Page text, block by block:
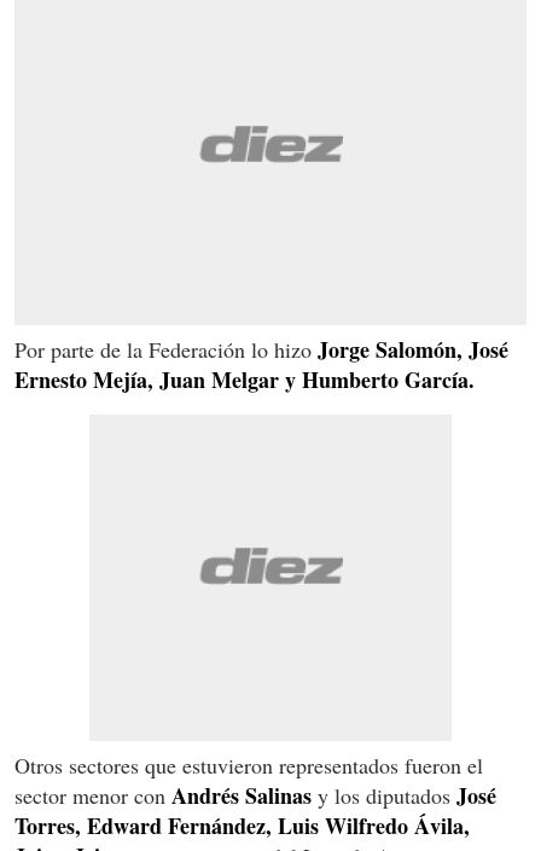
Por parte de la Federación lo hizo Jorge Salomón, José
Ernesto Mejía, Juan Melgar y Humberto García.
Otros sectores que estuvieron representados fueron el
sector menor con Andrés Salinas y los diputados José
Torres, Edward Fernández, Luis Wilfredo Ávila,